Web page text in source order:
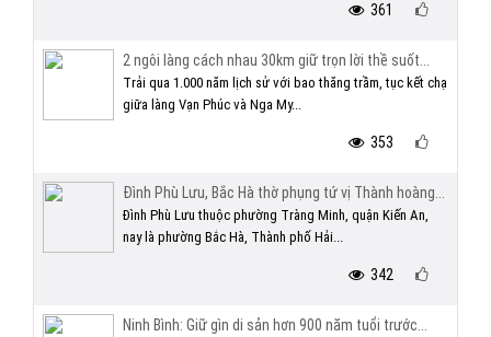
361
2 ngôi làng cách nhau 30km giữ trọn lời thề suốt...
Trải qua 1.000 năm lịch sử với bao thăng trầm, tục kết chạ
giữa làng Vạn Phúc và Nga My...
353
Đình Phù Lưu, Bắc Hà thờ phụng tứ vị Thành hoàng...
Đình Phù Lưu thuộc phường Tràng Minh, quận Kiến An,
nay là phường Bắc Hà, Thành phố Hải...
342
Ninh Bình: Giữ gìn di sản hơn 900 năm tuổi trước...